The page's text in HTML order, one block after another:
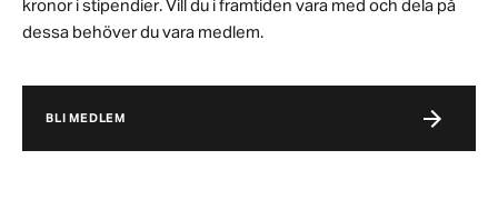
kronor i stipendier. Vill du i framtiden vara med och dela på
dessa behöver du vara medlem.
BLI MEDLEM